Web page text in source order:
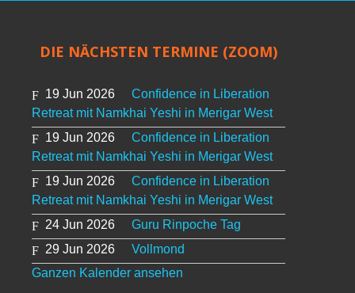
DIE NÄCHSTEN TERMINE (ZOOM)
19 Jun 2026
Confidence in Liberation
Retreat mit Namkhai Yeshi in Merigar West
19 Jun 2026
Confidence in Liberation
Retreat mit Namkhai Yeshi in Merigar West
19 Jun 2026
Confidence in Liberation
Retreat mit Namkhai Yeshi in Merigar West
24 Jun 2026
Guru Rinpoche Tag
29 Jun 2026
Vollmond
Ganzen Kalender ansehen